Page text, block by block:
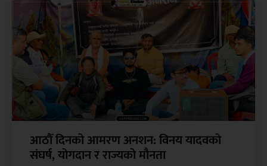
आठौँ दिनको आमरण अनशन: विनय यादवको
संघर्ष, योगदान र राज्यको मौनता